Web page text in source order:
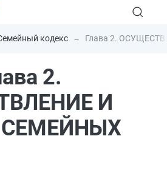
кодекс Глава 2.
2.
И